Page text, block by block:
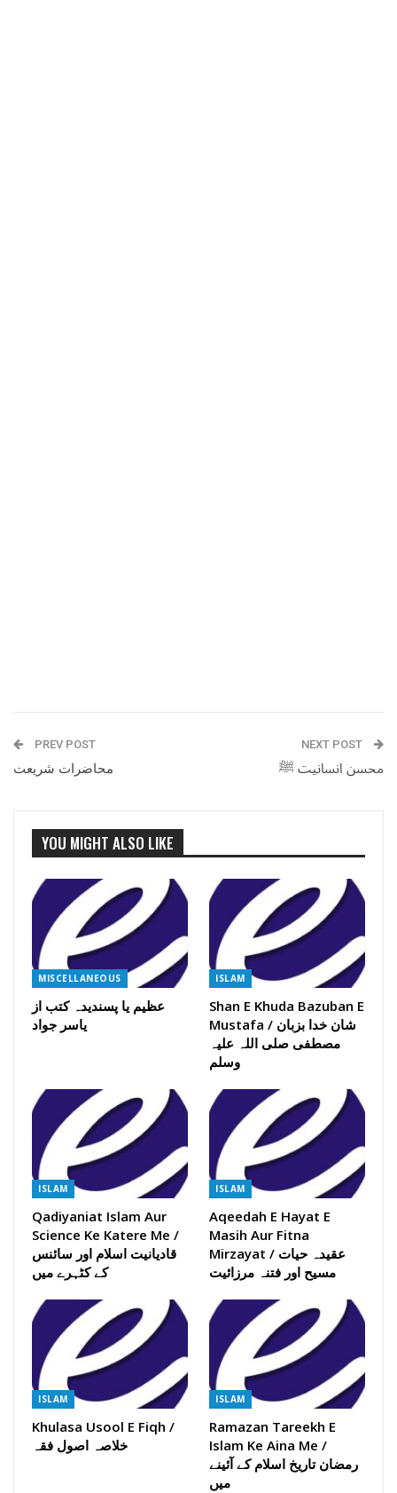
PREV POST
محاضرات شریعت
NEXT POST
محسن انسانیت ﷺ
YOU MIGHT ALSO LIKE
MISCELLANEOUS
عظیم یا پسندیدہ کتب از
یاسر جواد
ISLAM
Shan E Khuda Bazuban E
Mustafa / شان خدا بزبان
مصطفی صلی اللہ علیہ
وسلم
ISLAM
Qadiyaniat Islam Aur
Science Ke Katere Me /
قادیانیت اسلام اور سائنس
کے کٹہرے میں
ISLAM
Aqeedah E Hayat E
Masih Aur Fitna
Mirzayat / عقیدہ حیات
مسیح اور فتنہ مرزائیت
ISLAM
Khulasa Usool E Fiqh /
خلاصہ اصول فقہ
ISLAM
Ramazan Tareekh E
Islam Ke Aina Me /
رمضان تاریخ اسلام کے آئینے
میں